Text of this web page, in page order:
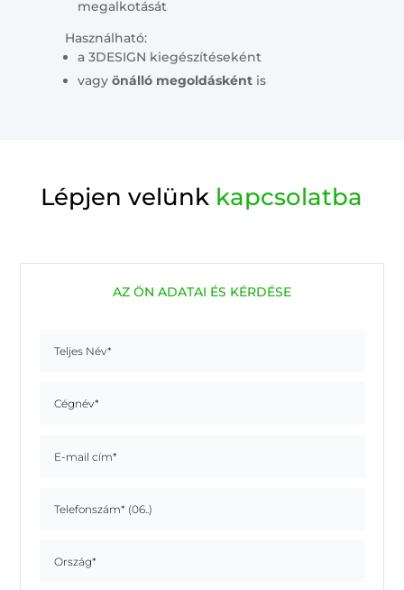
megalkotását
Használható:
a 3DESIGN kiegészítéseként
vagy önálló megoldáskéntis
Lépjen velünk kapcsolatba
AZ ÖN ADATAI ÉS KÉRDÉSE